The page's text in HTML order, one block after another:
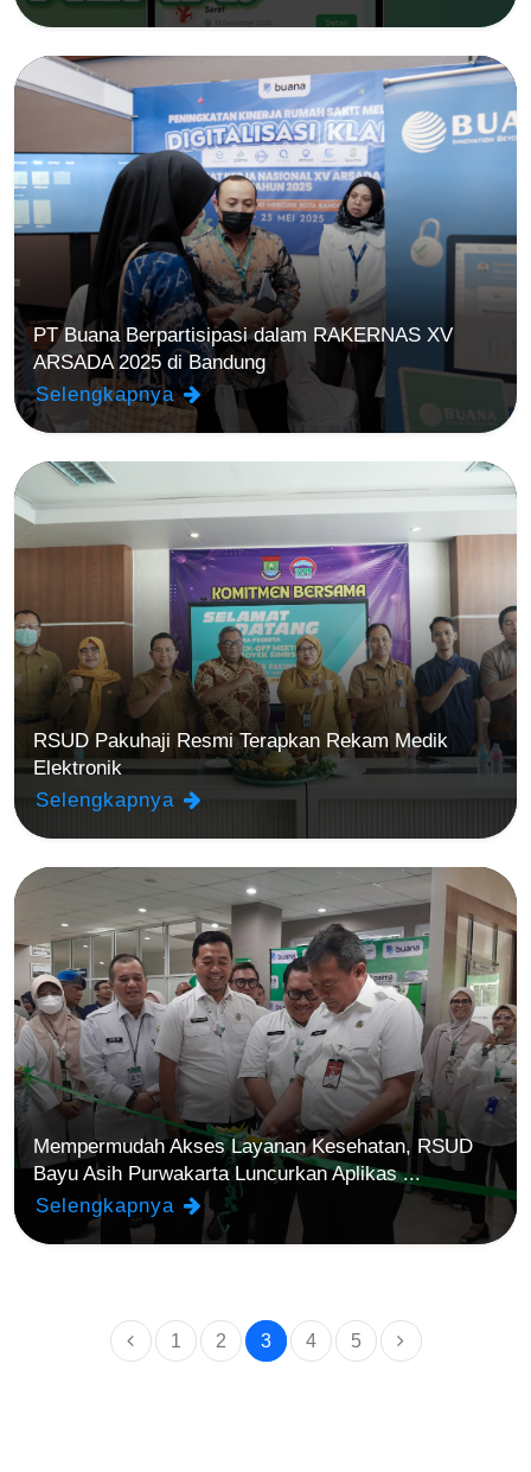
PT Buana Berpartisipasi dalam RAKERNAS XV
ARSADA 2025 di Bandung
Selengkapnya
RSUD Pakuhaji Resmi Terapkan Rekam Medik
Elektronik
Selengkapnya
Mempermudah Akses Layanan Kesehatan, RSUD
Bayu Asih Purwakarta Luncurkan Aplikas ...
Selengkapnya
1 2 3
(current)
4 5